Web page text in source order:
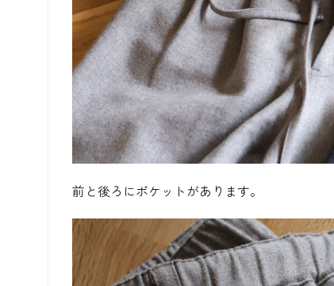
前と後ろにポケットがあります。